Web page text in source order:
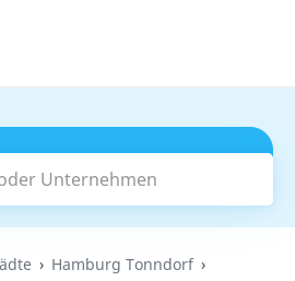
Unternehmen
Suchen
Hamburg Tonndorf